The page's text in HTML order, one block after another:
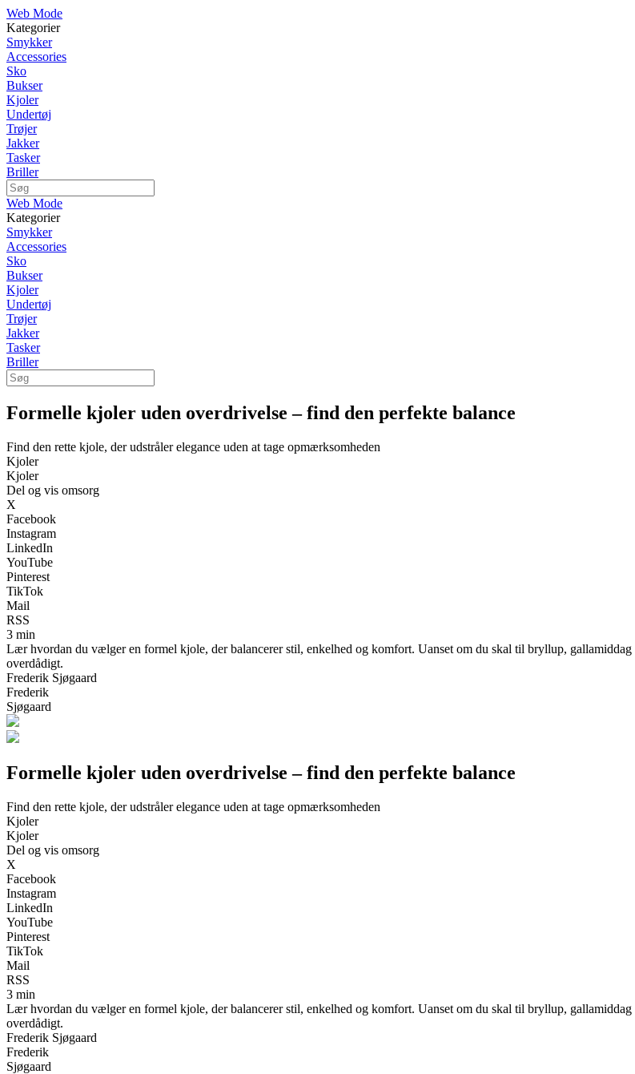
Web Mode
Kategorier
Smykker
Accessories
Sko
Bukser
Kjoler
Undertøj
Trøjer
Jakker
Tasker
Briller
Web Mode
Kategorier
Smykker
Accessories
Sko
Bukser
Kjoler
Undertøj
Trøjer
Jakker
Tasker
Briller
Formelle kjoler uden overdrivelse – find den perfekte balance
Find den rette kjole, der udstråler elegance uden at tage opmærksomheden
Kjoler
Kjoler
Del og vis omsorg
X
Facebook
Instagram
LinkedIn
YouTube
Pinterest
TikTok
Mail
RSS
3 min
Lær hvordan du vælger en formel kjole, der balancerer stil, enkelhed og komfort. Uanset om du skal til bryllup,
overdådigt.
Frederik Sjøgaard
Frederik
Sjøgaard
Formelle kjoler uden overdrivelse – find den perfekte balance
Find den rette kjole, der udstråler elegance uden at tage opmærksomheden
Kjoler
Kjoler
Del og vis omsorg
X
Facebook
Instagram
LinkedIn
YouTube
Pinterest
TikTok
Mail
RSS
3 min
Lær hvordan du vælger en formel kjole, der balancerer stil, enkelhed og komfort. Uanset om du skal til bryllup,
overdådigt.
Frederik Sjøgaard
Frederik
Sjøgaard